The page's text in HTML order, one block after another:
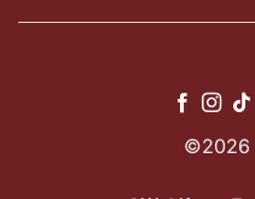
©2026